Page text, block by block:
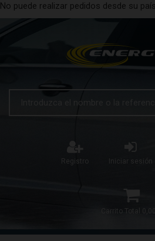
No puede realizar pedidos desde su
Registro Iniciar sesión
Carrito Total